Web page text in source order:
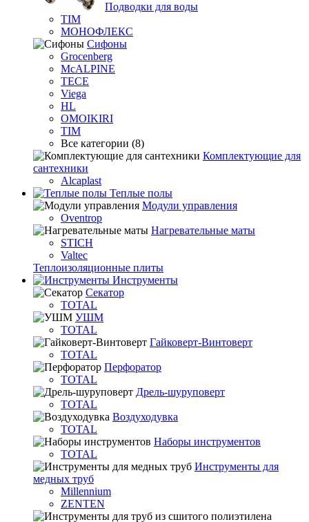
Подводки для воды
TIM
МОНОФЛЕКС
Сифоны
Grocenberg
McALPINE
TECE
Viega
HL
OMOIKIRI
TIM
Все категории (8)
Комплектующие для
сантехники
Alcaplast
Теплые полы
Модули управления
Oventrop
Нагревательные маты
STICH
Valtec
Теплоизоляционные плиты
Инструменты
Секатор
TOTAL
УШМ
TOTAL
Гайковерт-Винтоверт
TOTAL
Перфоратор
TOTAL
Дрель-шуруповерт
TOTAL
Воздуходувка
TOTAL
Наборы инструментов
TOTAL
Инструменты для
медных труб
Millennium
ZENTEN